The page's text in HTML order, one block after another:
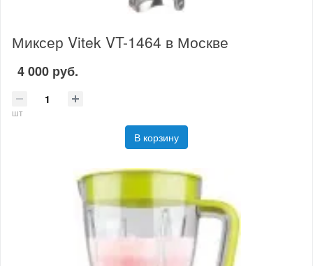
Миксер Vitek VT-1464 в Москве
4 000 руб.
шт
В корзину